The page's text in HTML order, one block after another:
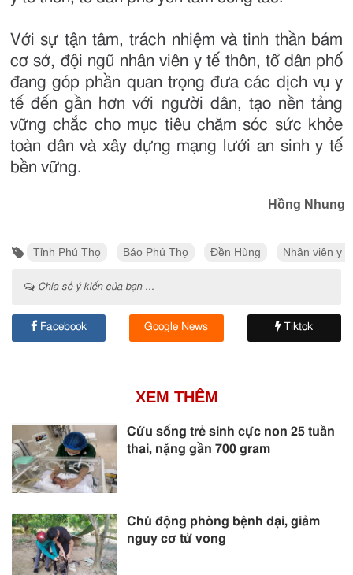
Với sự tận tâm, trách nhiệm và tinh thần bám
cơ sở, đội ngũ nhân viên y tế thôn, tổ dân phố
đang góp phần quan trọng đưa các dịch vụ y
tế đến gần hơn với người dân, tạo nền tảng
vững chắc cho mục tiêu chăm sóc sức khỏe
toàn dân và xây dựng mạng lưới an sinh y tế
bền vững.
Hồng Nhung
Tỉnh Phú Thọ Báo Phú Thọ Đền Hùng Nhân viên y
Chia sẻ ý kiến của bạn ...
Facebook Google News Tiktok
XEM THÊM
Cứu sống trẻ sinh cực non 25 tuần
thai, nặng gần 700 gram
Chủ động phòng bệnh dại, giảm
nguy cơ tử vong